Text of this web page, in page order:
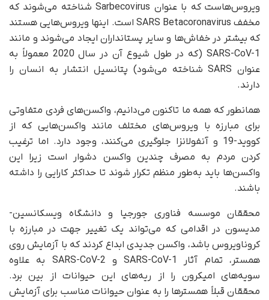
ویروس‌هاست که با عنوان Sarbecovirus شناخته می‌شوند که
مخفف SARS Betacoronavirus است. اینها ویروس‌هایی هستند
که بیشتر در خفاش‌ها و سایر پستانداران ایجاد می‌شوند و مانند
SARS-CoV-1 (که در طول شیوع آن در سال 2020 معمولاً به
عنوان SARS شناخته می‌شود) پتانسیل انتشار به انسان را
دارند.
همانطور که همه ما تاکنون می‌دانیم، واکسن‌های فردی متفاوتی
برای مبارزه با ویروس‌های مختلف مانند واکسن‌هایی که از
کووید-19 و آنفولانزا جلوگیری می‌کنند، وجود دارد. اما ترغیب
کردن مردم به مصرف چندین واکسن دشوار است زیرا این
واکسن‌ها باید به‌طور منظم تکرار شوند تا حداکثر کارایی را داشته
باشند.
محققان موسسه فناوری جورجیا و دانشگاه ویسکانسین-
مدیسون در اقدامی که می‌تواند یک تغییر جهت در مبارزه با
کروناویروس باشد، واکسن جدیدی ابداع کردند که با آزمایش روی
همستر، تمام آثار SARS-CoV-1 و SARS-CoV-2 به علاوه
سویه‌های امیکرون را از ریه‌های این حیوانات از بین برد.
محققان قبلاً همسترها را به عنوان حیوانات مناسب برای آزمایش